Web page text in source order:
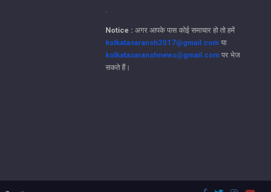
.
Notice : अगर आपके पास कोई समाचार हो तो हमें
kolkatasaransh2017@gmail.com या
kolkatasaranshnews@gmail.com पर भेज
सकते हैं।